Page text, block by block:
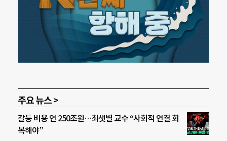
주요 뉴스 >
갈등 비용 연 250조원…최샛별 교수 “사회적 연결 회
복해야”